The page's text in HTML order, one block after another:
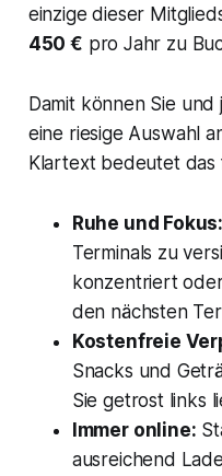
einzige dieser
450 € pro Jahr zu
Damit können Sie
eine riesige Auswahl
Klartext bedeutet das
Ruhe und Fokus:
Terminals zu
konzentriert
den nächsten
Kostenfreie
Snacks und
Sie getrost links
Immer online:
ausreichend